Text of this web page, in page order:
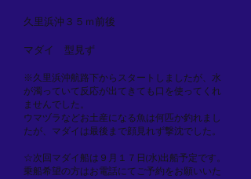
久里浜沖３５ｍ前後
マダイ 型見ず
※久里浜沖航路下からスタートしましたが、水
が濁っていて反応が出てきても口を使ってくれ
ませんでした。
ウマヅラなどお土産になる魚は何匹か釣れまし
たが、マダイは最後まで顔見れず撃沈でした。
☆次回マダイ船は９月１７日(水)出船予定です。
乗船希望の方はお電話にてご予約をお願いいた